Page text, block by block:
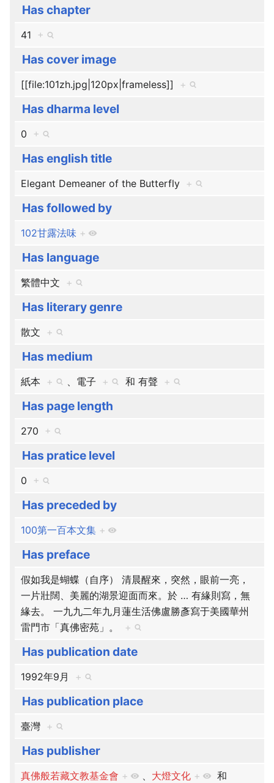
Has chapter
41 +
Has cover image
[[file:101zh.jpg|120px|frameless]] +
Has dharma level
0 +
Has english title
Elegant Demeaner of the Butterfly +
Has followed by
102甘露法味 +
Has language
繁體中文 +
Has literary genre
散文 +
Has medium
紙本 + 、​ 電子 + 和 有聲 +
Has page length
270 +
Has pratice level
0 +
Has preceded by
100第一百本文集 +
Has preface
假如我是蝴蝶（自序） 清晨醒來，突然，眼前一亮，
一片壯闊、美麗的湖景迎面而來。於… 有緣則寫，無
緣去。 一九九二年九月蓮生活佛盧勝彥寫于美國華州
雷門市「真佛密苑」。
+
Has publication date
1992年9月 +
Has publication place
臺灣 +
Has publisher
真佛般若藏文教基金會 + 、​ 大燈文化 +
和